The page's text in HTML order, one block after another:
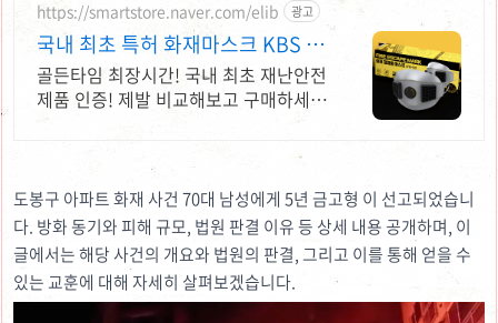
https://smartstore.naver.com/elib 광고
국내 최초 특허 화재마스크 KBS 코
드레드 출연
골든타임 최장시간! 국내 최초 재난안전
제품 인증! 제발 비교해보고 구매하세
도봉구 아파트 화재 사건 70대 남성에게 5년 금고형 이 선고되었습니
다. 방화 동기와 피해 규모, 법원 판결 이유 등 상세 내용 공개하며, 이
글에서는 해당 사건의 개요와 법원의 판결, 그리고 이를 통해 얻을 수
있는 교훈에 대해 자세히 살펴보겠습니다.